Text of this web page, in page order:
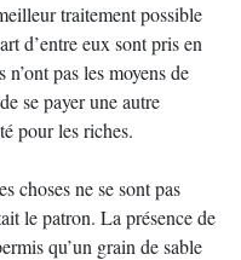
traitement possible
d’entre eux sont pris en
pas les moyens de
se payer une autre
pour les riches.
choses ne se sont pas
le patron. La présence de
qu’un grain de sable